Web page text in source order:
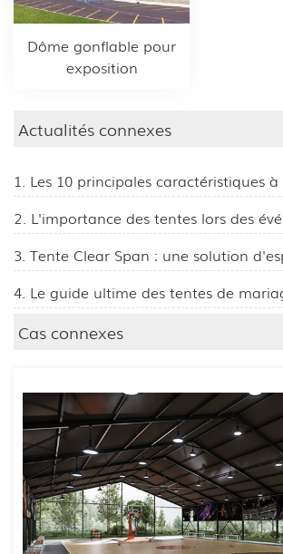
Dôme gonflable pour
exposition
Actualités connexes
3. Tente Clear Span : une solution
4. Le guide ultime des tentes de
Cas connexes